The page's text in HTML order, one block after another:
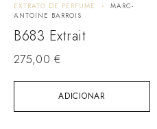
ADICIONAR
EXTRATO DE PERFUME
MARC-
ANTOINE BARROIS
B683 Extrait
275,00 €